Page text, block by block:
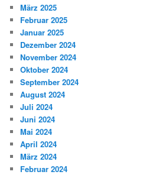
März 2025
Februar 2025
Januar 2025
Dezember 2024
November 2024
Oktober 2024
September 2024
August 2024
Juli 2024
Juni 2024
Mai 2024
April 2024
März 2024
Februar 2024